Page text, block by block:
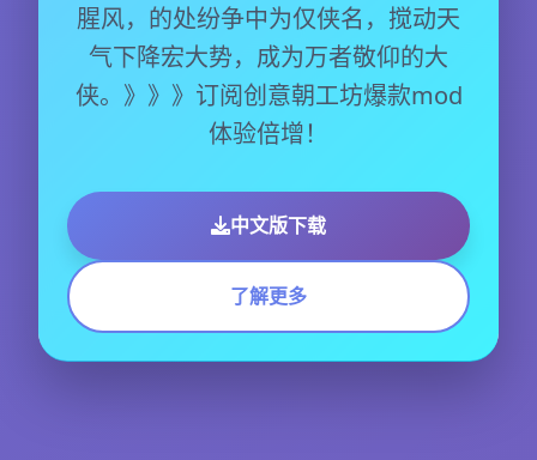
腥风，的处纷争中为仅侠名，搅动天
气下降宏大势，成为万者敬仰的大
侠。》》》订阅创意朝工坊爆款mod
体验倍增！
中文版下载
了解更多